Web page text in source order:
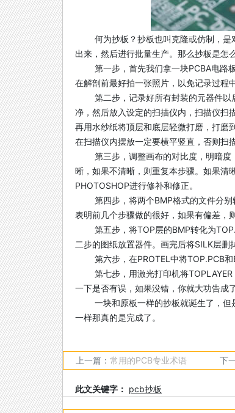
何为抄板？抄板也叫克隆或仿制，
出来，然后进行批量生产。那么抄板是怎
第一步，首先我们拿一块PCBA电路
在解剖前最好拍一张照片，以免记录过程
第二步，记录好所有封装的元器件
净，然后放入设定的扫描仪内，扫描仪扫
再用水纱纸将顶层和底层轻微打磨，打磨
在扫描仪内摆放一定要横平竖直，否则扫
第三步，调整画布的对比度，明暗
晰，如果不清晰，则重复本步骤。如果清
PHOTOSHOP进行修补和修正。
第四步，将两个BMP格式的文件分
表明前几个步骤做的很好，如果有偏差，
第五步，将TOP层的BMP转化为
二步的图纸放置器件。画完后将SILK层删
第六步，在PROTEL中将TOP.PCB
第七步，用激光打印机将
一下是否有误，如果没错，你就大功告成了
一块和原板一样的抄板就诞生了，
一样那真的是完成了。
上一篇： 常用的PCB专业术语 下
此文关键字： pcb抄板